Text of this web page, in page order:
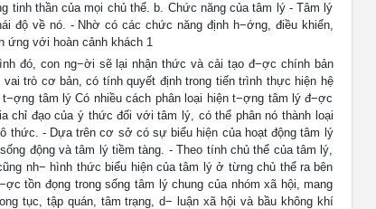
tinh thần của mọi chủ thể. b. Chức năng của tâm lý - Tâm lý
độ về nó. - Nhờ có các chức năng định h−ớng, điều khiển,
ứng với hoàn cảnh khách 1
đó, con ng−ời sẽ lại nhận thức và cải tạo đ−ợc chính bản
trò cơ bản, có tính quyết định trong tiến trình thực hiện hệ
tâm lý Có nhiều cách phân loại hiện t−ợng tâm lý đ−ợc
chỉ đạo của ý thức đối với tâm lý, có thể phân nó thành loại
- Dựa trên cơ sở có sự biểu hiện của hoạt động tâm lý
động và tâm lý tiềm tàng. - Theo tính chủ thể của tâm lý,
nh− hình thức biểu hiện của tâm lý ở từng chủ thể ra bên
tồn đọng trong sống tâm lý chung của nhóm xã hội, mang
tục, tập quán, tâm trạng, d− luận xã hội và bầu không khí